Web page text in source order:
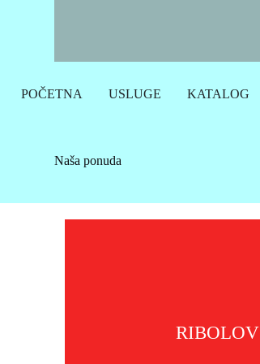
POČETNA USLUGE KATALOG
Naša ponuda
RIBOLOV